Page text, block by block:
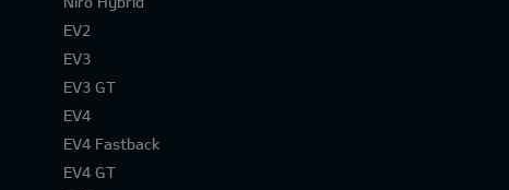
EV2
EV3
EV3 GT
EV4
EV4 Fastback
EV4 GT